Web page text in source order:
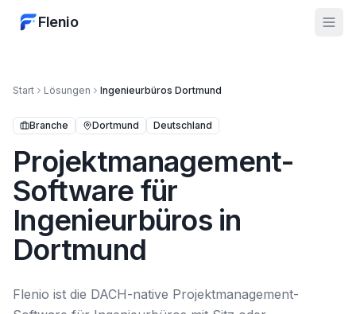
Flenio
Start Lösungen Ingenieurbüros Dortmund
Branche Dortmund Deutschland
Projektmanagement-
Software für
Ingenieurbüros in
Dortmund
Flenio ist die DACH-native Projektmanagement-